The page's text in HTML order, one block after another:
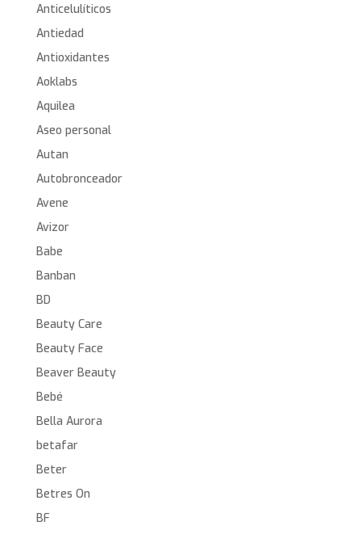
Anticelulíticos
Antiedad
Antioxidantes
Aoklabs
Aquilea
Aseo personal
Autan
Autobronceador
Avene
Avizor
Babe
Banban
BD
Beauty Care
Beauty Face
Beaver Beauty
Bebé
Bella Aurora
betafar
Beter
Betres On
BF